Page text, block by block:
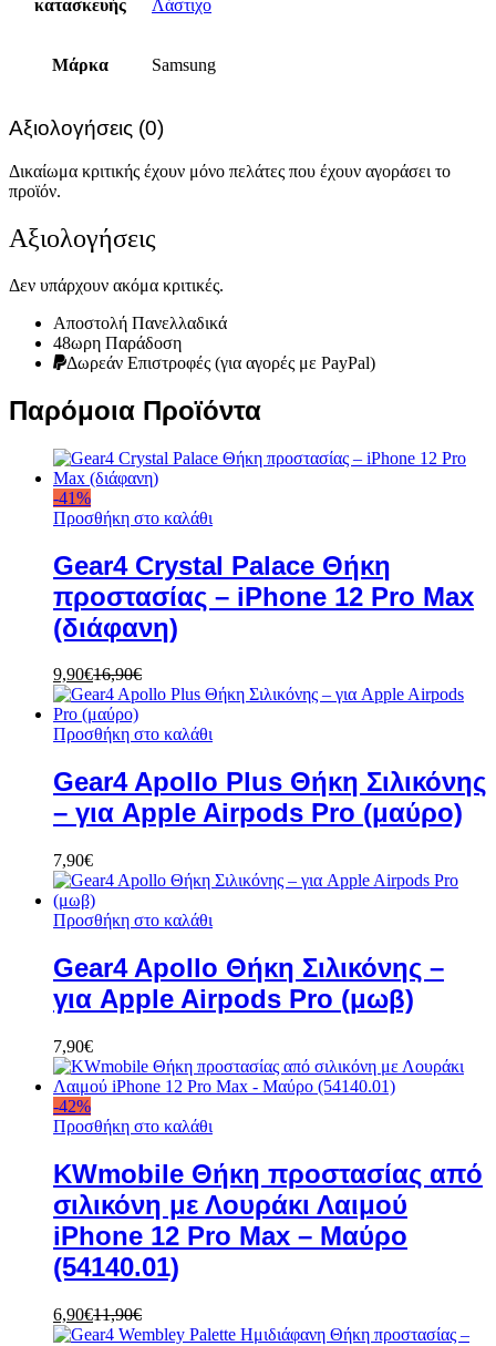
κατασκευής Λάστιχο
Μάρκα Samsung
Αξιολογήσεις (0)
Δικαίωμα κριτικής έχουν μόνο πελάτες που έχουν αγοράσει το
προϊόν.
Αξιολογήσεις
Δεν υπάρχουν ακόμα κριτικές.
Αποστολή Πανελλαδικά
48ωρη Παράδοση
Δωρεάν Eπιστροφές (για αγορές με PayPal)
Παρόμοια Προϊόντα
-41%
Προσθήκη στο καλάθι
Gear4 Crystal Palace Θήκη
προστασίας – iPhone 12 Pro Max
(διάφανη)
9,90€16,90€
Προσθήκη στο καλάθι
Gear4 Apollo Plus Θήκη Σιλικόνης
– για Apple Airpods Pro (μαύρο)
7,90€
Προσθήκη στο καλάθι
Gear4 Apollo Θήκη Σιλικόνης –
για Apple Airpods Pro (μωβ)
7,90€
-42%
Προσθήκη στο καλάθι
KWmobile Θήκη προστασίας από
σιλικόνη με Λουράκι Λαιμού
iPhone 12 Pro Max – Μαύρο
(54140.01)
6,90€11,90€